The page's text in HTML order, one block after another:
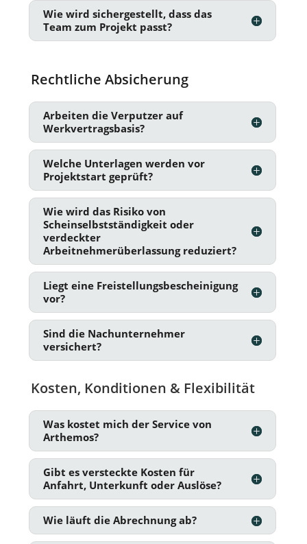
Wie wird sichergestellt, dass das
Team zum Projekt passt?
Rechtliche Absicherung
Arbeiten die Verputzer auf
Werkvertragsbasis?
Welche Unterlagen werden vor
Projektstart geprüft?
Wie wird das Risiko von
Scheinselbstständigkeit oder
verdeckter
Arbeitnehmerüberlassung reduziert?
Liegt eine Freistellungsbescheinigung
vor?
Sind die Nachunternehmer
versichert?
Kosten, Konditionen & Flexibilität
Was kostet mich der Service von
Arthemos?
Gibt es versteckte Kosten für
Anfahrt, Unterkunft oder Auslöse?
Wie läuft die Abrechnung ab?